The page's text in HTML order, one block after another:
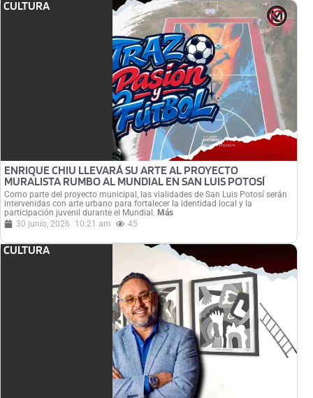
CULTURA
ENRIQUE CHIU LLEVARÁ SU ARTE AL PROYECTO
MURALISTA RUMBO AL MUNDIAL EN SAN LUIS POTOSÍ
Como parte del proyecto municipal, las vialidades de San Luis Potosí serán
intervenidas con arte urbano para fortalecer la identidad local y la
participación juvenil durante el Mundial. Más
30 junio, 2026
10:21 am 45
CULTURA